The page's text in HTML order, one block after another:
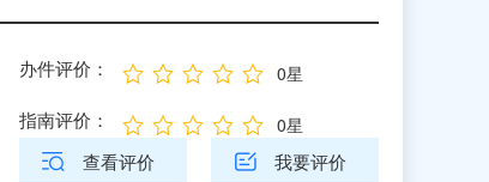
办件评价： 0星
指南评价： 0星
查看评价 我要评价